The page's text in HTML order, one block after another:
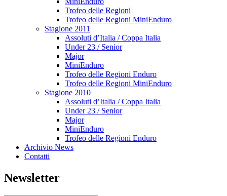
Trofeo delle Regioni
Trofeo delle Regioni MiniEnduro
Stagione 2011
Assoluti d’Italia / Coppa Italia
Under 23 / Senior
Major
MiniEnduro
Trofeo delle Regioni Enduro
Trofeo delle Regioni MiniEnduro
Stagione 2010
Assoluti d’Italia / Coppa Italia
Under 23 / Senior
Major
MiniEnduro
Trofeo delle Regioni Enduro
Archivio News
Contatti
Newsletter